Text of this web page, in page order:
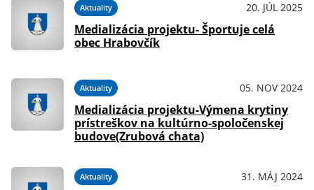
Aktuality 20. JÚL 2025
Medializácia projektu- Športuje celá
obec Hrabovčík
Aktuality 05. NOV 2024
Medializácia projektu-Výmena krytiny
prístreškov na kultúrno-spoločenskej
budove(Zrubová chata)
Aktuality 31. MÁJ 2024